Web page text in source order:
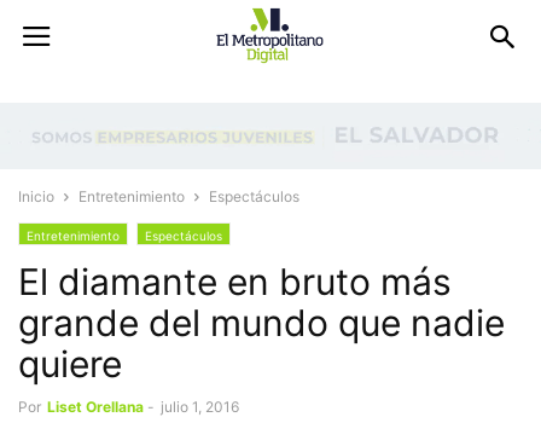
Inicio Entretenimiento Espectáculos
Entretenimiento Espectáculos
El diamante en bruto más
grande del mundo que nadie
quiere
Por Liset Orellana - julio 1, 2016